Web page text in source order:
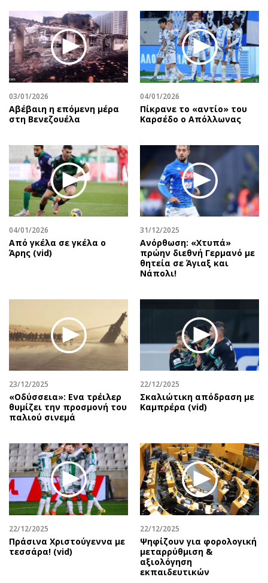
03/01/2026
Αβέβαιη η επόμενη μέρα
στη Βενεζουέλα
04/01/2026
Πίκρανε το «αντίο» του
Καρσέδο ο Απόλλωνας
04/01/2026
Από γκέλα σε γκέλα ο
Άρης (vid)
31/12/2025
Ανόρθωση: «Χτυπά»
πρώην διεθνή Γερμανό με
θητεία σε Άγιαξ και
Νάπολι!
23/12/2025
«Οδύσσεια»: Ενα τρέιλερ
θυμίζει την προσμονή του
παλιού σινεμά
22/12/2025
Σκαλιώτικη απόδραση με
Καμπρέρα (vid)
22/12/2025
Πράσινα Χριστούγεννα με
τεσσάρα! (vid)
22/12/2025
Ψηφίζουν για φορολογική
μεταρρύθμιση &
αξιολόγηση
εκπαιδευτικών